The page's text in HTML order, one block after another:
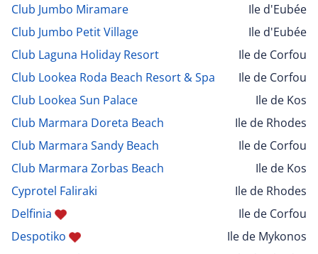
Club Jumbo Miramare
Ile d'Eubée
Club Jumbo Petit Village
Ile d'Eubée
Club Laguna Holiday Resort
Ile de Corfou
Club Lookea Roda Beach Resort & Spa
Ile de Corfou
Club Lookea Sun Palace
Ile de Kos
Club Marmara Doreta Beach
Ile de Rhodes
Club Marmara Sandy Beach
Ile de Corfou
Club Marmara Zorbas Beach
Ile de Kos
Cyprotel Faliraki
Ile de Rhodes
Delfinia
Ile de Corfou
Despotiko
Ile de Mykonos